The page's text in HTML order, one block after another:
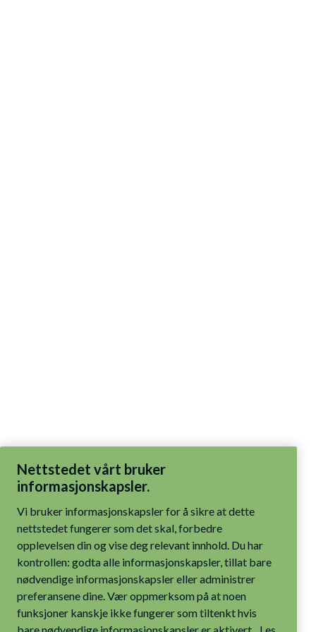
Nettstedet vårt bruker
informasjonskapsler.
nettstedet fungerer som det skal, forbedre
opplevelsen din og vise deg relevant innhold. Du har
kontrollen: godta alle informasjonskapsler, tillat bare
nødvendige informasjonskapsler eller administrer
preferansene dine. Vær oppmerksom på at noen
funksjoner kanskje ikke fungerer som tiltenkt hvis
bare nødvendige informasjonskapsler er aktivert.